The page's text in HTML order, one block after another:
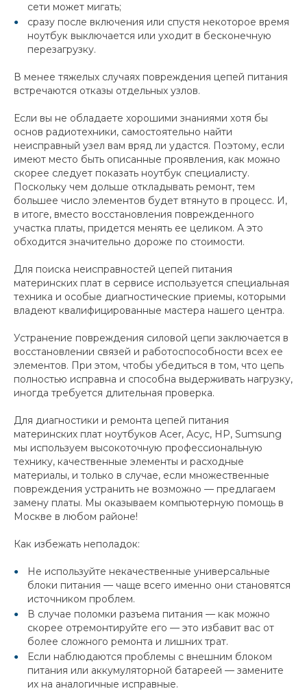
сети может мигать;
сразу после включения или спустя некоторое время
ноутбук выключается или уходит в бесконечную
перезагрузку.
В менее тяжелых случаях повреждения цепей питания
встречаются отказы отдельных узлов.
Если вы не обладаете хорошими знаниями хотя бы
основ радиотехники, самостоятельно найти
неисправный узел вам вряд ли удастся. Поэтому, если
имеют место быть описанные проявления, как можно
скорее следует показать ноутбук специалисту.
Поскольку чем дольше откладывать ремонт, тем
большее число элементов будет втянуто в процесс. И,
в итоге, вместо восстановления поврежденного
участка платы, придется менять ее целиком. А это
обходится значительно дороже по стоимости.
Для поиска неисправностей цепей питания
материнских плат в сервисе используется специальная
техника и особые диагностические приемы, которыми
владеют квалифицированные мастера нашего центра.
Устранение повреждения силовой цепи заключается в
восстановлении связей и работоспособности всех ее
элементов. При этом, чтобы убедиться в том, что цепь
полностью исправна и способна выдерживать нагрузку,
иногда требуется длительная проверка.
Для диагностики и ремонта цепей питания
материнских плат ноутбуков Acer, Acyc, HP, Sumsung
мы используем высокоточную профессиональную
технику, качественные элементы и расходные
материалы, и только в случае, если множественные
повреждения устранить не возможно — предлагаем
замену платы. Мы оказываем компьютерную помощь в
Москве в любом районе!
Как избежать неполадок:
Не используйте некачественные универсальные
блоки питания — чаще всего именно они становятся
источником проблем.
В случае поломки разъема питания — как можно
скорее отремонтируйте его — это избавит вас от
более сложного ремонта и лишних трат.
Если наблюдаются проблемы с внешним блоком
питания или аккумуляторной батареей — замените
их на аналогичные исправные.